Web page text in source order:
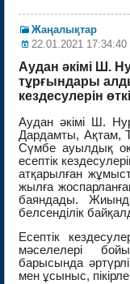
Жаңалықтар
22.01.2021 17:34:40
Аудан әкімі Ш.
тұрғындары
кездесулерін
Аудан әкімі Ш.
Дардамты, Ақтам,
Сүмбе ауылдық
есептік
атқарылған
жылға
баяндады.
белсенділік
Есептік
мәселелері
барысында
мен ұсыныс,